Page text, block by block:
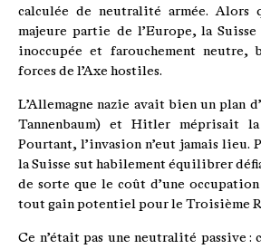
calculée de neutralité armée. Alors
majeure partie de l’Europe, la
inoccupée et farouchement neutre,
forces de l’Axe hostiles.
L’Allemagne nazie avait bien un plan
Tannenbaum) et Hitler méprisait la
Pourtant, l’invasion n’eut jamais lieu.
la Suisse sut habilement équilibrer
de sorte que le coût d’une
tout gain potentiel pour le Troisième
Ce n’était pas une neutralité passive :